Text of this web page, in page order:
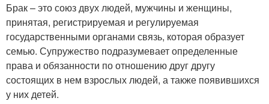
Брак – это союз двух людей, мужчины и женщины,
принятая, регистрируемая и регулируемая
государственными органами связь, которая образует
семью. Супружество подразумевает определенные
права и обязанности по отношению друг другу
состоящих в нем взрослых людей, а также появившихся
у них детей.